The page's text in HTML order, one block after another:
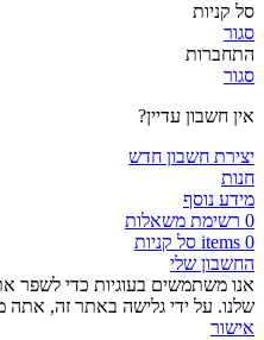
סל קניות
סגור
התחברות
סגור
אין חשבון עדיין?
יצירת חשבון חדש
חנות
מידע נוסף
0 רשימת משאלות
0
items סל קניות
החשבון שלי
אנו משתמשים בעוגיות כדי לשפר
שלנו. על ידי גלישה באתר זה, אתה
אישור